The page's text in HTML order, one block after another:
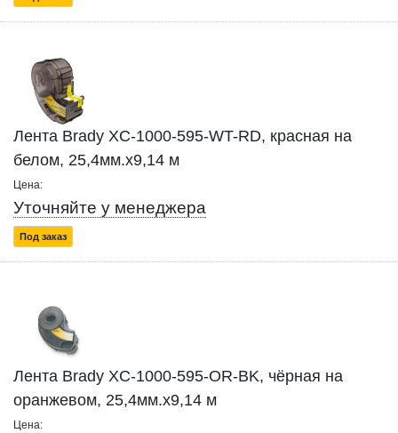
Лента Brady XC-1000-595-WT-RD, красная на
белом, 25,4мм.х9,14 м
Цена:
Уточняйте у менеджера
Под заказ
Лента Brady XC-1000-595-OR-BK, чёрная на
оранжевом, 25,4мм.х9,14 м
Цена: